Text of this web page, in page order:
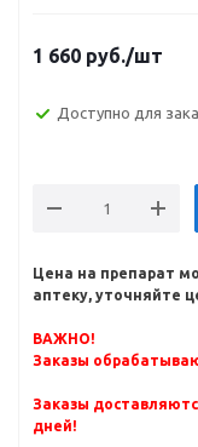
1 660 руб./шт
Доступно для
Цена на препарат
аптеку, уточняйте
ВАЖНО!
Заказы
Заказы
дней!